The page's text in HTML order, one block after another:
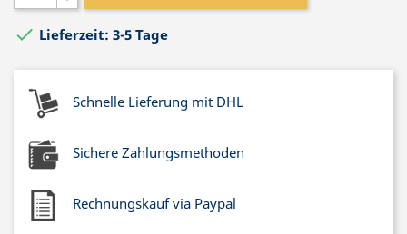
 Lieferzeit: 3-5 Tage
Schnelle Lieferung mit DHL
Sichere Zahlungsmethoden
Rechnungskauf via Paypal